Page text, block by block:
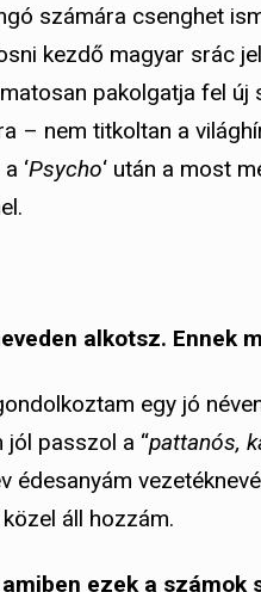
számára csenghet
kezdő magyar srác
pakolgatja fel új
– nem titkoltan a
‘Psycho‘ után a most
alkotsz. Ennek
egy jó
passzol a “pattanós,
édesanyám
áll hozzám.
ezek a számok